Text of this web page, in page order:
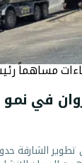
مساهماً
في نمو
تطوير الشارقة